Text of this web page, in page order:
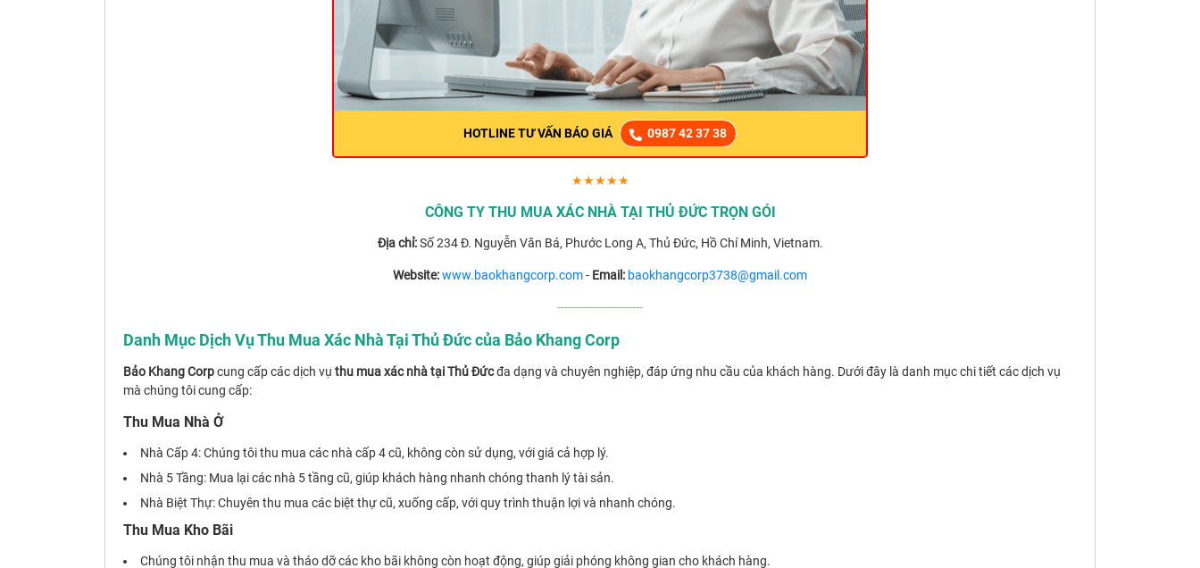
HOTLINE TƯ VẤN BÁO GIÁ 0987 42 37 38
★★★★★
CÔNG TY THU MUA XÁC NHÀ TẠI THỦ ĐỨC TRỌN GÓI
Địa chỉ:Số 234 Đ. Nguyễn Văn Bá, Phước Long A, Thủ Đức, Hồ Chí Minh, Vietnam.
Website:www.baokhangcorp.com- Email: baokhangcorp3738@gmail.com
------------------------
Danh Mục Dịch Vụ Thu Mua Xác Nhà Tại Thủ Đức của Bảo Khang Corp
Bảo Khang Corpcung cấp các dịch vụ thu mua xác nhà tại Thủ Đứcđa dạng và chuyên nghiệp, đáp ứng nhu cầu của khách hàng. Dưới đây là danh mục chi tiết các dịch vụ
mà chúng tôi cung cấp:
Thu Mua Nhà Ở
Nhà Cấp 4: Chúng tôi thu mua các nhà cấp 4 cũ, không còn sử dụng, với giá cả hợp lý.
Nhà 5 Tầng: Mua lại các nhà 5 tầng cũ, giúp khách hàng nhanh chóng thanh lý tài sản.
Nhà Biệt Thự: Chuyên thu mua các biệt thự cũ, xuống cấp, với quy trình thuận lợi và nhanh chóng.
Thu Mua Kho Bãi
Chúng tôi nhận thu mua và tháo dỡ các kho bãi không còn hoạt động, giúp giải phóng không gian cho khách hàng.